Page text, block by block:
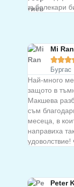
зъболекари
Mi Ran

Бургас
Най-много ме
защото в
Макшева
съм
месеца, в
направиха
Peter